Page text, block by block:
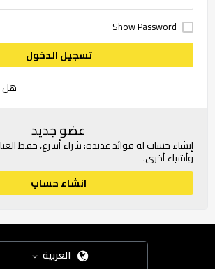
Show Password
تسجيل الدخول
هل
عضو جديد
إنشاء حساب له فوائد عديدة: شراء أسرع، حفظ
وأشياء أخرى.
انشاء حساب
العربية